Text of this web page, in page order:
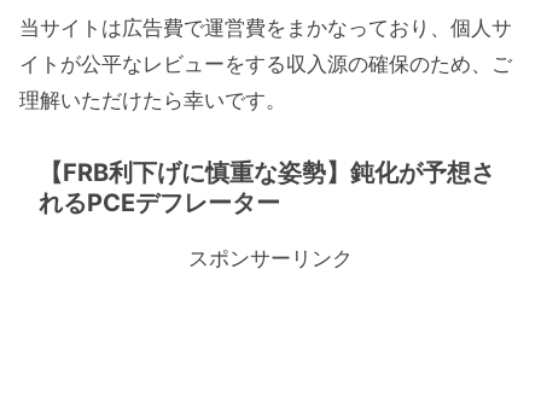
当サイトは広告費で運営費をまかなっており、個人サ
イトが公平なレビューをする収入源の確保のため、ご
理解いただけたら幸いです。
【FRB利下げに慎重な姿勢】鈍化が予想さ
れるPCEデフレーター
スポンサーリンク